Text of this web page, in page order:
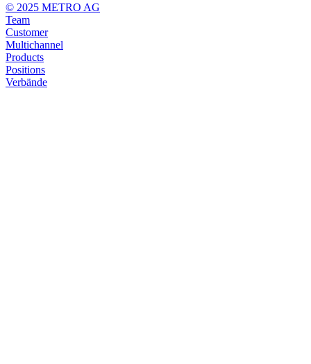
© 2025 METRO AG
Team
Customer
Multichannel
Products
Positions
Verbände